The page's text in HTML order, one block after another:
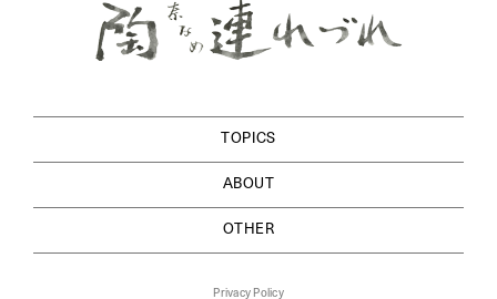
TOPICS
ABOUT
OTHER
Privacy Policy